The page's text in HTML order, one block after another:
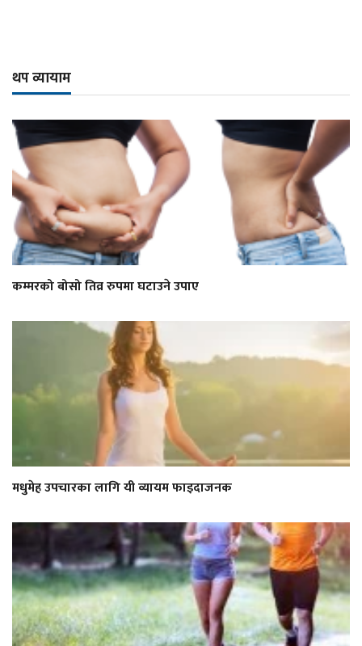
थप व्यायाम
कम्मरको बोसो तिव्र रुपमा घटाउने उपाए
मधुमेह उपचारका लागि यी व्यायम फाइदाजनक